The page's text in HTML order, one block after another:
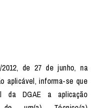
de 27 de junho, na
aplicável, informa-se que
da DGAE a aplicação